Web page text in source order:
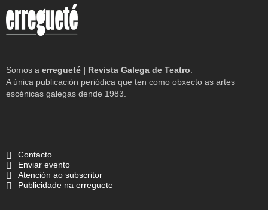
Somos a erregueté | Revista Galega de Teatro
A única publicación periódica que ten como obxecto as artes
escénicas galegas dende 1983.
Contacto
Enviar evento
Atención ao subscritor
Publicidade na erreguete